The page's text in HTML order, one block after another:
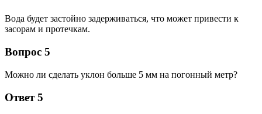
Вода будет застойно задерживаться, что может привести к
засорам и протечкам.
Вопрос 5
Можно ли сделать уклон больше 5 мм на погонный метр?
Ответ 5